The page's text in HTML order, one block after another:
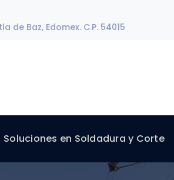
de Baz, Edomex. C.P. 54015
Soluciones en Soldadura y Corte